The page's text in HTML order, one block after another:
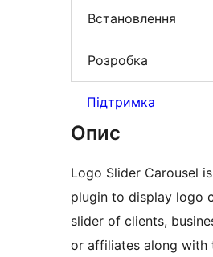
Встановлення
Розробка
Підтримка
Опис
Logo Slider Carousel
plugin to display logo
slider of clients,
or affiliates along with